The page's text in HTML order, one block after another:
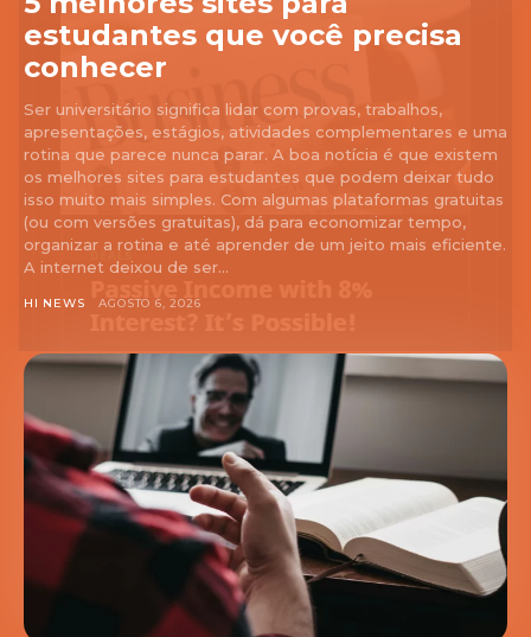
estudantes que você precisa
conhecer
Ser universitário significa lidar com provas, trabalhos,
apresentações, estágios, atividades complementares e uma
rotina que parece nunca parar. A boa notícia é que existem
os melhores sites para estudantes que podem deixar tudo
isso muito mais simples. Com algumas plataformas gratuitas
(ou com versões gratuitas), dá para economizar tempo,
organizar a rotina e até aprender de um jeito mais eficiente.
A internet deixou de ser...
HI NEWS AGOSTO 6, 2026